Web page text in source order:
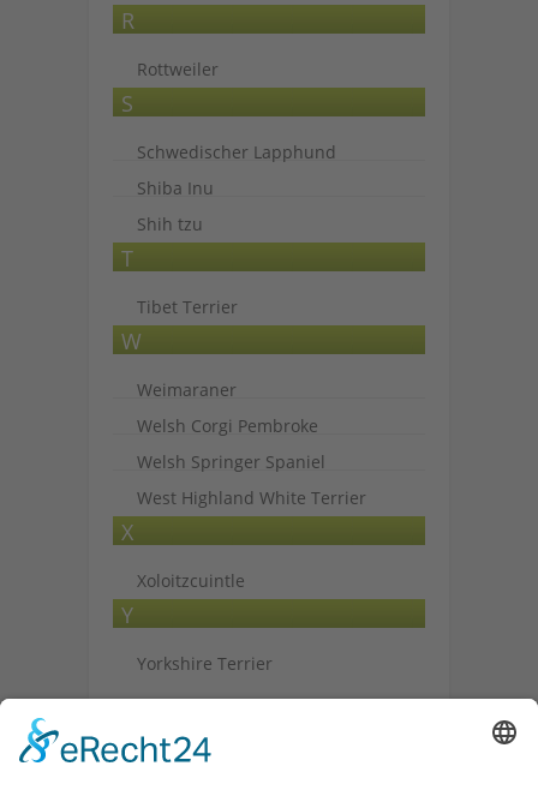
R
Rottweiler
S
Schwedischer Lapphund
Shiba Inu
Shih tzu
T
Tibet Terrier
W
Weimaraner
Welsh Corgi Pembroke
Welsh Springer Spaniel
West Highland White Terrier
X
Xoloitzcuintle
Y
Yorkshire Terrier